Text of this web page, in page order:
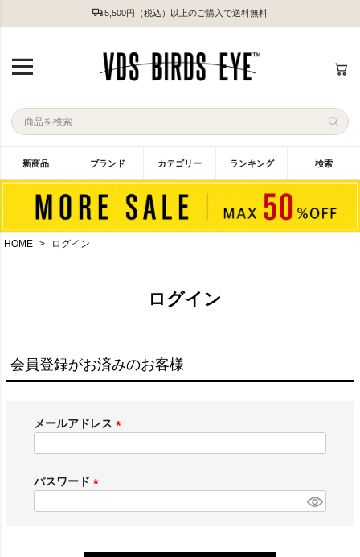
5,500円（税込）以上のご購入で送料無料
新商品 ブランド カテゴリー ランキング 検索
HOME ログイン
ログイン
会員登録がお済みのお客様
メールアドレス
)
パスワード
)